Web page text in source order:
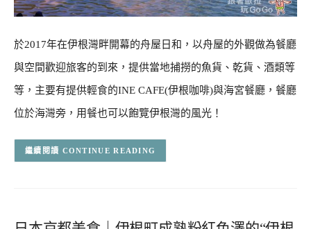
於2017年在伊根灣畔開幕的舟屋日和，以舟屋的外觀做為餐廳
與空間歡迎旅客的到來，提供當地捕撈的魚貨、乾貨、酒類等
等，主要有提供輕食的INE CAFE(伊根咖啡)與海宮餐廳，餐廳
位於海灣旁，用餐也可以飽覽伊根灣的風光！
CONTINUE READING